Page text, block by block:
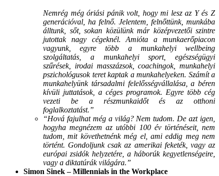
Nemrég még óriási pánik volt, hogy mi lesz az Y és Z
generációval, ha felnő. Jelentem, felnőttünk, munkába
álltunk, sőt, sokan közülünk már középvezetői szintre
jutottak nagy cégeknél. Amióta a munkaerőpiacon
vagyunk, egyre több a munkahelyi wellbeing
szolgáltatás, a munkahelyi sport, egészségügyi
szűrések, irodai masszázsok, coachingok, munkahelyi
pszichológusok teret kaptak a munkahelyeken. Számít a
munkahelyünk társadalmi felelősségvállalása, a béren
kívüli juttatások, a céges programok. Egyre több cég
vezeti be a részmunkaidőt és az otthoni
foglalkoztatást.”
“Hová fajulhat még a világ? Nem tudom. De azt igen,
hogyha megnézem az utóbbi 100 év történéseit, nem
tudom, mit követhetnénk még el, ami eddig meg nem
történt. Gondoljunk csak az amerikai feketék, vagy az
európai zsidók helyzetére, a háborúk kegyetlenségeire,
vagy a diktatúrák világára.”
Simon Sinek – Millennials in the Workplace